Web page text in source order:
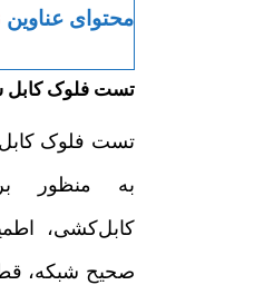
محتوای عناوین
تست فلوک
تست فلوک
به منظور
کابل‌کشی،
صحیح شبکه،